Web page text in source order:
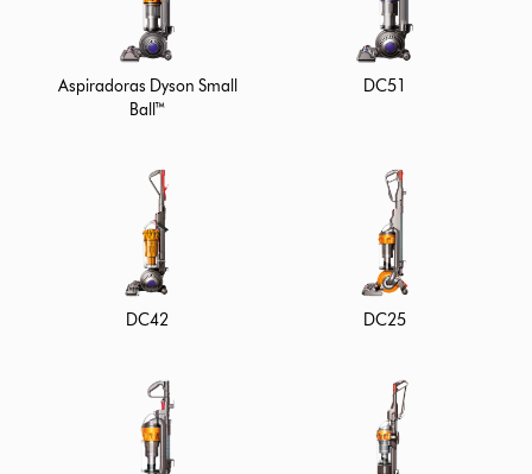
Aspiradoras Dyson Small
Ball™
DC51
DC42 DC25